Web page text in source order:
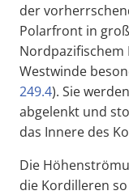
der
Polarfront in
Nordpazifischem
Westwinde
249.4). Sie
abgelenkt und
das Innere des
Die
die Kordilleren